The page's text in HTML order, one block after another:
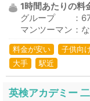
1時間あたりの料
グループ ：
マンツーマン：
料金が安い 子供向
大手
駅近
英検アカデミー